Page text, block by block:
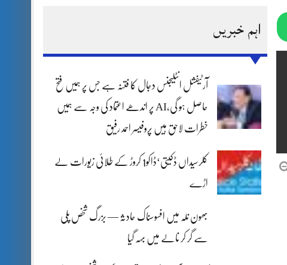
اہم خبریں
آرٹیفشل انٹلیجنس دجال کا فتنہ ہے جس پر ہمیں فتح
حاصل ہو گی،AI پر اندھے اعتماد کی وجہ سے ہمیں
خطرات لاحق ہیں پروفیسر احمد رفیق
کلرسیداں ڈکیتی‘ڈاکو1 کروڑ کے طلائی زیورات لے
اڑے
بھون نلہ میں افسوسناک حادثہ — بزرگ شخص پلی
سے گر کر نالے میں بہہ گیا